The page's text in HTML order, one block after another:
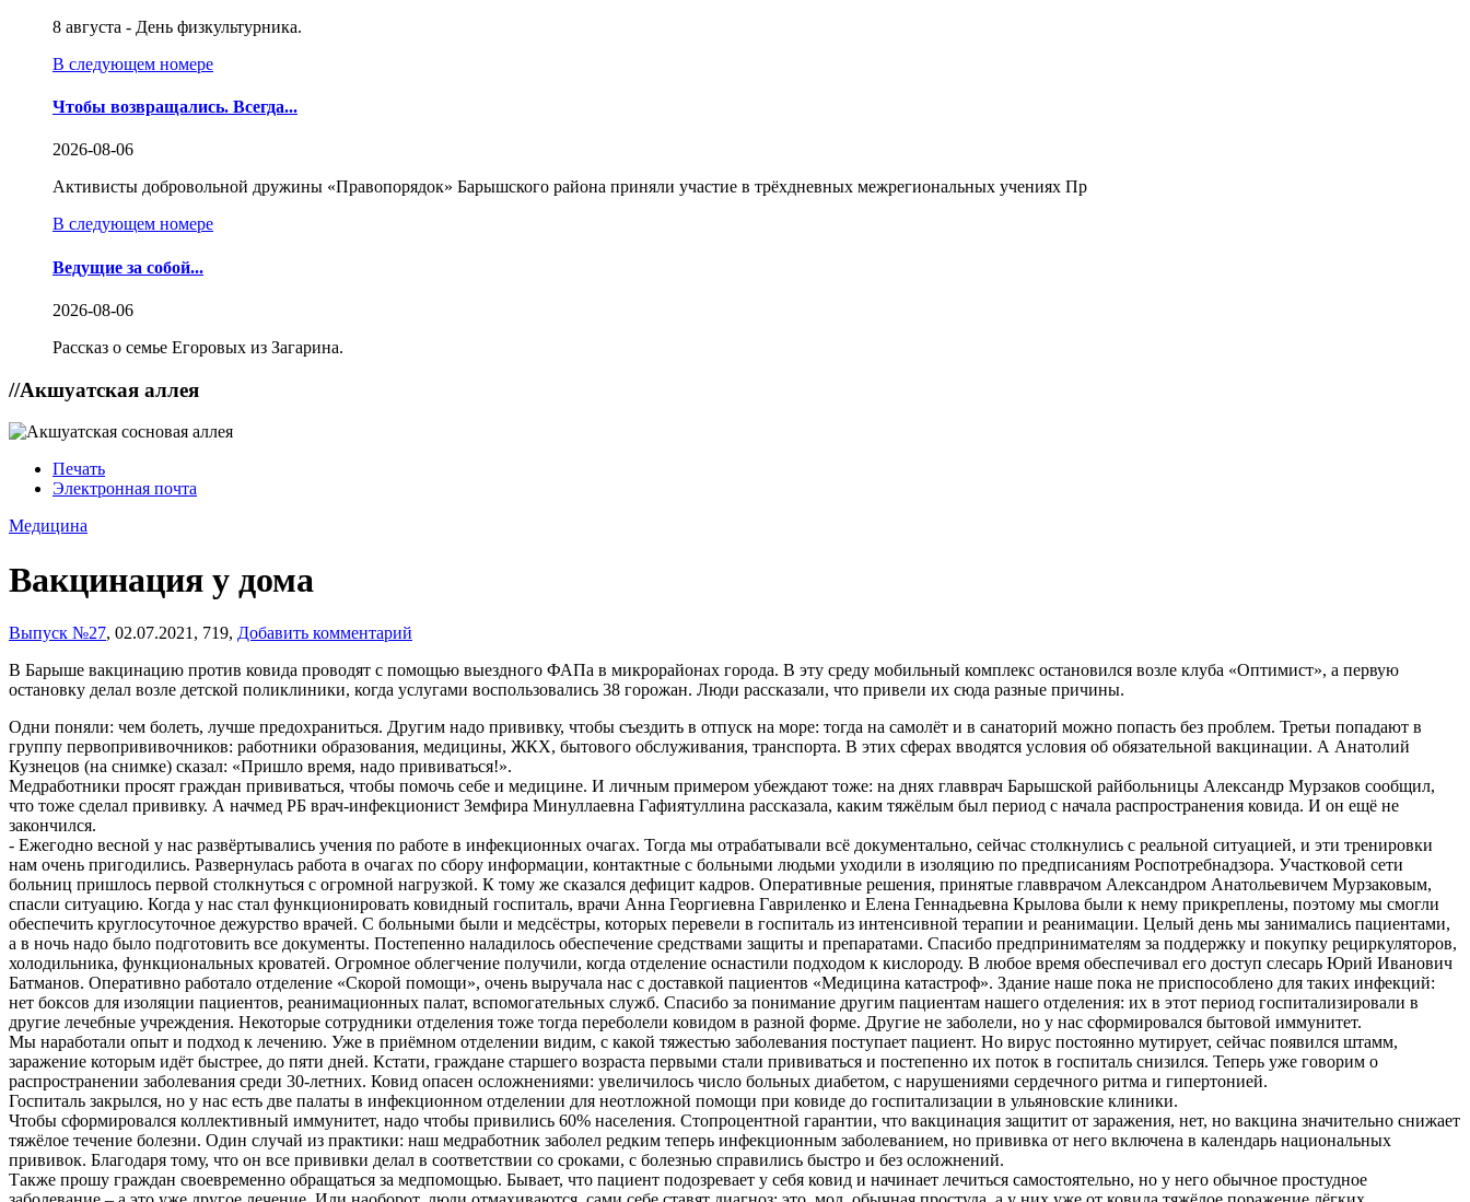
8 августа - День физкультурника.
В следующем номере
Чтобы возвращались. Всегда...
2026-08-06
Активисты добровольной дружины «Правопорядок» Барышского района приняли участие в трёхдневных межрегиональных учениях Пр
В следующем номере
Ведущие за собой...
2026-08-06
Рассказ о семье Егоровых из Загарина.
//Акшуатская аллея
Печать
Электронная почта
Медицина
Вакцинация у дома
Выпуск №27, 02.07.2021, 719, Добавить комментарий
В Барыше вакцинацию против ковида проводят с помощью выездного ФАПа в микрорайонах города. В эту среду мобильный комплекс остановился возле клуба «Оптимист», а первую
остановку делал возле детской поликлиники, когда услугами воспользовались 38 горожан. Люди рассказали, что привели их сюда разные причины.
Одни поняли: чем болеть, лучше предохраниться. Другим надо прививку, чтобы съездить в отпуск на море: тогда на самолёт и в санаторий можно попасть без проблем. Третьи попадают в
группу первопрививочников: работники образования, медицины, ЖКХ, бытового обслуживания, транспорта. В этих сферах вводятся условия об обязательной вакцинации. А Анатолий
Кузнецов (на снимке) сказал: «Пришло время, надо прививаться!».
Медработники просят граждан прививаться, чтобы помочь себе и медицине. И личным примером убеждают тоже: на днях главврач Барышской райбольницы Александр Мурзаков сообщил,
что тоже сделал прививку. А начмед РБ врач-инфекционист Земфира Минуллаевна Гафиятуллина рассказала, каким тяжёлым был период с начала распространения ковида. И он ещё не
закончился.
- Ежегодно весной у нас развёртывались учения по работе в инфекционных очагах. Тогда мы отрабатывали всё документально, сейчас столкнулись с реальной ситуацией, и эти тренировки
нам очень пригодились. Развернулась работа в очагах по сбору информации, контактные с больными людьми уходили в изоляцию по предписаниям Роспотребнадзора. Участковой сети
больниц пришлось первой столкнуться с огромной нагрузкой. К тому же сказался дефицит кадров. Оперативные решения, принятые главврачом Александром Анатольевичем Мурзаковым,
спасли ситуацию. Когда у нас стал функционировать ковидный госпиталь, врачи Анна Георгиевна Гавриленко и Елена Геннадьевна Крылова были к нему прикреплены, поэтому мы смогли
обеспечить круглосуточное дежурство врачей. С больными были и медсёстры, которых перевели в госпиталь из интенсивной терапии и реанимации. Целый день мы занимались пациентами,
а в ночь надо было подготовить все документы. Постепенно наладилось обеспечение средствами защиты и препаратами. Спасибо предпринимателям за поддержку и покупку рециркуляторов,
холодильника, функциональных кроватей. Огромное облегчение получили, когда отделение оснастили подходом к кислороду. В любое время обеспечивал его доступ слесарь Юрий Иванович
Батманов. Оперативно работало отделение «Скорой помощи», очень выручала нас с доставкой пациентов «Медицина катастроф». Здание наше пока не приспособлено для таких инфекций:
нет боксов для изоляции пациентов, реанимационных палат, вспомогательных служб. Спасибо за понимание другим пациентам нашего отделения: их в этот период госпитализировали в
другие лечебные учреждения. Некоторые сотрудники отделения тоже тогда переболели ковидом в разной форме. Другие не заболели, но у нас сформировался бытовой иммунитет.
Мы наработали опыт и подход к лечению. Уже в приёмном отделении видим, с какой тяжестью заболевания поступает пациент. Но вирус постоянно мутирует, сейчас появился штамм,
заражение которым идёт быстрее, до пяти дней. Кстати, граждане старшего возраста первыми стали прививаться и постепенно их поток в госпиталь снизился. Теперь уже говорим о
распространении заболевания среди 30-летних. Ковид опасен осложнениями: увеличилось число больных диабетом, с нарушениями сердечного ритма и гипертонией.
Госпиталь закрылся, но у нас есть две палаты в инфекционном отделении для неотложной помощи при ковиде до госпитализации в ульяновские клиники.
Чтобы сформировался коллективный иммунитет, надо чтобы привились 60% населения. Стопроцентной гарантии, что вакцинация защитит от заражения, нет, но вакцина значительно снижает
тяжёлое течение болезни. Один случай из практики: наш медработник заболел редким теперь инфекционным заболеванием, но прививка от него включена в календарь национальных
прививок. Благодаря тому, что он все прививки делал в соответствии со сроками, с болезнью справились быстро и без осложнений.
Также прошу граждан своевременно обращаться за медпомощью. Бывает, что пациент подозревает у себя ковид и начинает лечиться самостоятельно, но у него обычное простудное